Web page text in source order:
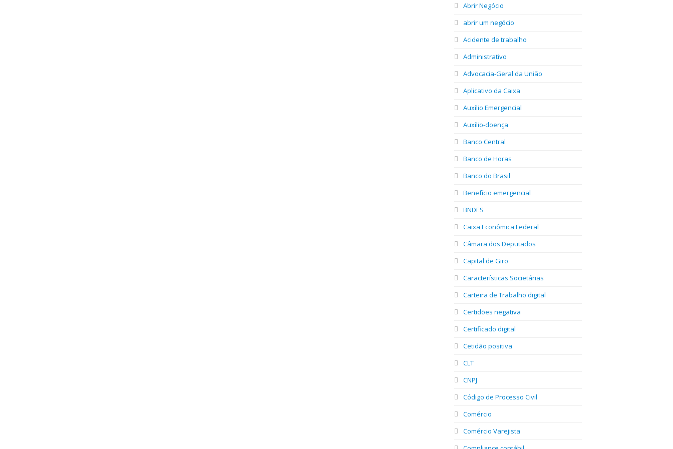
Abrir Negócio
abrir um negócio
Acidente de trabalho
Administrativo
Advocacia-Geral da União
Aplicativo da Caixa
Auxílio Emergencial
Auxílio-doença
Banco Central
Banco de Horas
Banco do Brasil
Benefício emergencial
BNDES
Caixa Econômica Federal
Câmara dos Deputados
Capital de Giro
Características Societárias
Carteira de Trabalho digital
Certidões negativa
Certificado digital
Cetidão positiva
CLT
CNPJ
Código de Processo Civil
Comércio
Comércio Varejista